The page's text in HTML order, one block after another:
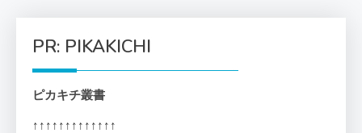
PR: PIKAKICHI
ピカキチ叢書
↑↑↑↑↑↑↑↑↑↑↑↑↑